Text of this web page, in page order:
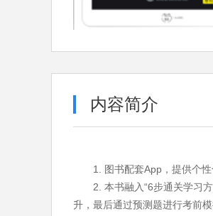
内容简介
1. 图书配套App，提供个
2. 本书融入“6步通关学习
升，最后通过预测题进行考前模